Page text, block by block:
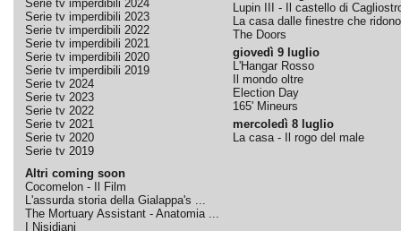
Serie tv imperdibili 2024
Serie tv imperdibili 2023
Serie tv imperdibili 2022
Serie tv imperdibili 2021
Serie tv imperdibili 2020
Serie tv imperdibili 2019
Serie tv 2024
Serie tv 2023
Serie tv 2022
Serie tv 2021
Serie tv 2020
Serie tv 2019
Altri coming soon
Cocomelon - Il Film
L'assurda storia della Gialappa's ...
The Mortuary Assistant - Anatomia ...
I Nisidiani
Lupin III - Il castello di
La casa dalle finestre che ridono
The Doors
giovedì 9 luglio
L'Hangar Rosso
Il mondo oltre
Election Day
165' Mineurs
mercoledì 8 luglio
La casa - Il rogo del male